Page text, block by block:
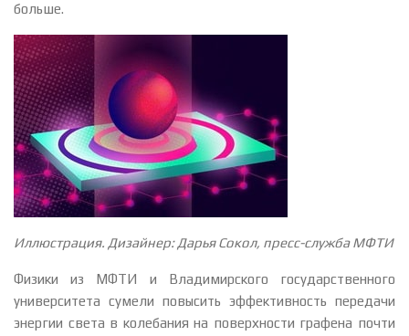
больше.
Иллюстрация. Дизайнер: Дарья Сокол, пресс-служба МФТИ
Физики из МФТИ и Владимирского государственного
университета сумели повысить эффективность передачи
энергии света в колебания на поверхности графена почти